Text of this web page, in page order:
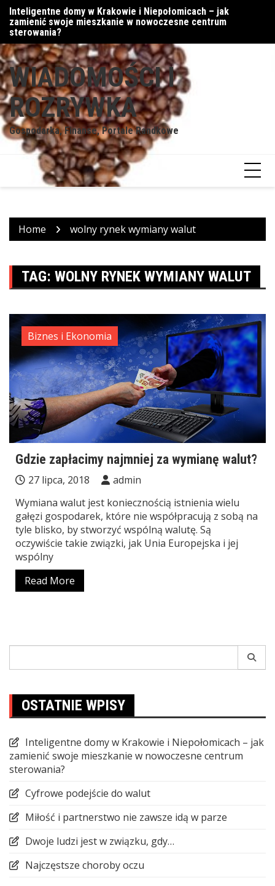
Skip
content
Inteligentne domy w Krakowie i Niepołomicach – jak
zamienić swoje mieszkanie w nowoczesne centrum
sterowania?
WIADOMOŚCI I
ROZRYWKA
Gospodarka, Finanse, Portale Randkowe
Home wolny rynek wymiany walut
TAG: WOLNY RYNEK WYMIANY WALUT
Biznes i Ekonomia
Gdzie zapłacimy najmniej za wymianę walut?
27 lipca, 2018
admin
Wymiana walut jest koniecznością istnienia wielu
gałęzi gospodarek, które nie współpracują z sobą na
tyle blisko, by stworzyć wspólną walutę. Są
oczywiście takie związki, jak Unia Europejska i jej
wspólny
Read More
OSTATNIE WPISY
Inteligentne domy w Krakowie i Niepołomicach – jak
zamienić swoje mieszkanie w nowoczesne centrum
sterowania?
Cyfrowe podejście do walut
Miłość i partnerstwo nie zawsze idą w parze
Dwoje ludzi jest w związku, gdy…
Najczęstsze choroby oczu